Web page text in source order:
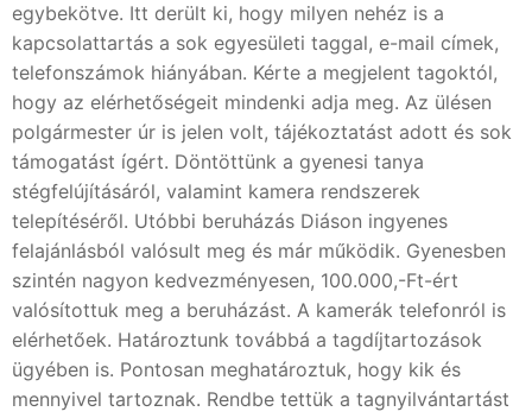
egybekötve. Itt derült ki, hogy milyen nehéz is a
kapcsolattartás a sok egyesületi taggal, e-mail címek,
telefonszámok hiányában. Kérte a megjelent tagoktól,
hogy az elérhetőségeit mindenki adja meg. Az ülésen
polgármester úr is jelen volt, tájékoztatást adott és sok
támogatást ígért. Döntöttünk a gyenesi tanya
stégfelújításáról, valamint kamera rendszerek
telepítéséről. Utóbbi beruházás Diáson ingyenes
felajánlásból valósult meg és már működik. Gyenesben
szintén nagyon kedvezményesen, 100.000,-Ft-ért
valósítottuk meg a beruházást. A kamerák telefonról is
elérhetőek. Határoztunk továbbá a tagdíjtartozások
ügyében is. Pontosan meghatároztuk, hogy kik és
mennyivel tartoznak. Rendbe tettük a tagnyilvántartást